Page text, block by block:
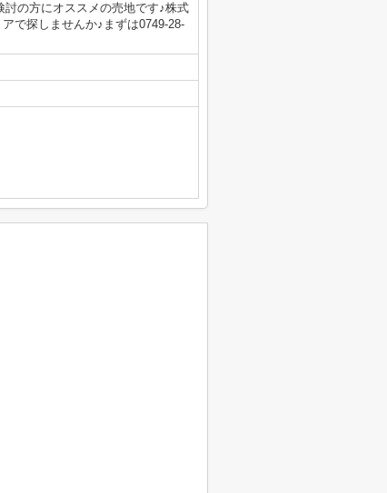
の方にオススメの売地です♪株式
で探しませんか♪まずは0749-28-